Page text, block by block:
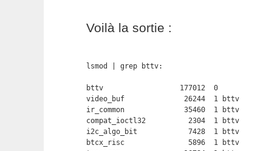
Voilà la sortie :
lsmod | grep bttv:
bttv                  177012  0
video_buf              26244  1 bttv
ir_common              35460  1 bttv
compat_ioctl32          2304  1 bttv
i2c_algo_bit            7428  1 bttv
btcx_risc               5896  1 bttv